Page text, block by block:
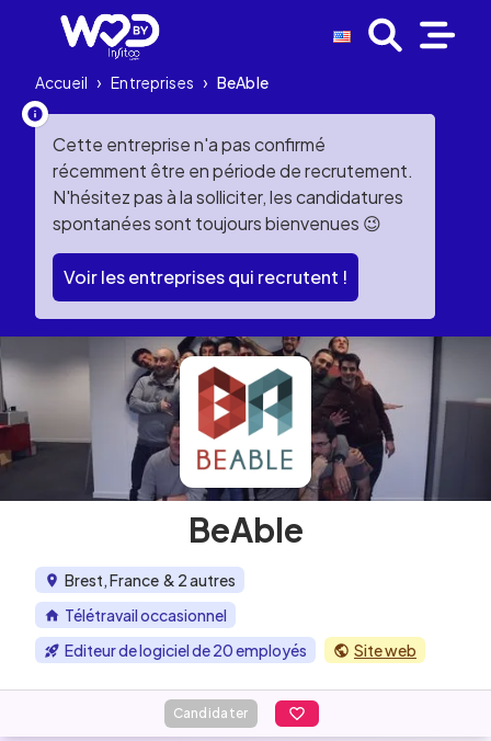
Accueil › Entreprises › BeAble
Cette entreprise n'a pas confirmé
récemment être en période de recrutement.
N'hésitez pas à la solliciter, les candidatures
spontanées sont toujours bienvenues 😉
Voir les entreprises qui recrutent !
BeAble
Brest, France & 2 autres
Télétravail occasionnel
Editeur de logiciel de 20 employés
Site web
Candidater